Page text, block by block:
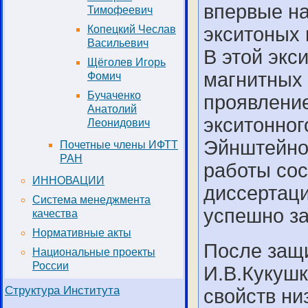
Тимофеевич
Копецкий Чеслав
Васильевич
Щёголев Игорь
Фомич
Бучаченко
Анатолий
Леонидович
Почетные члены ИФТТ
РАН
ИННОВАЦИИ
Система менеджмента
качества
Нормативные акты
Национальные проекты
России
Структура Института
впервые
экситоных
В этой
работы
успешно
После
свойств